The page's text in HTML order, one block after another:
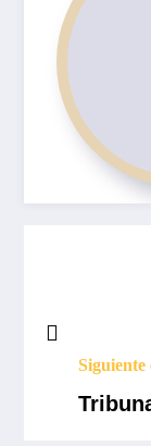
Siguiente